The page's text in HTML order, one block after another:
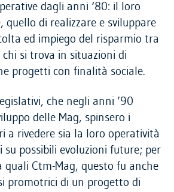
dagli anni ‘80: il loro
quello di realizzare e sviluppare
ed impiego del risparmio tra
chi si trova in situazioni di
progetti con finalità sociale.
che negli anni ’90
delle Mag, spinsero i
a rivedere sia la loro operatività
su possibili evoluzioni future; per
quali Ctm-Mag, questo fu anche
promotrici di un progetto di